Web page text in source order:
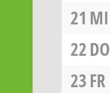
21 MI
22DO
23FR